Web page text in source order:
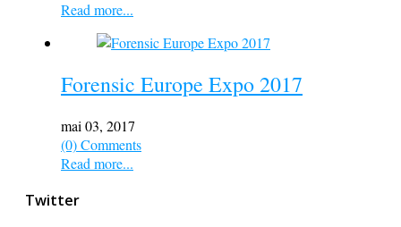
Read more...
Forensic Europe Expo 2017
mai 03, 2017
(0) Comments
Read more...
Twitter